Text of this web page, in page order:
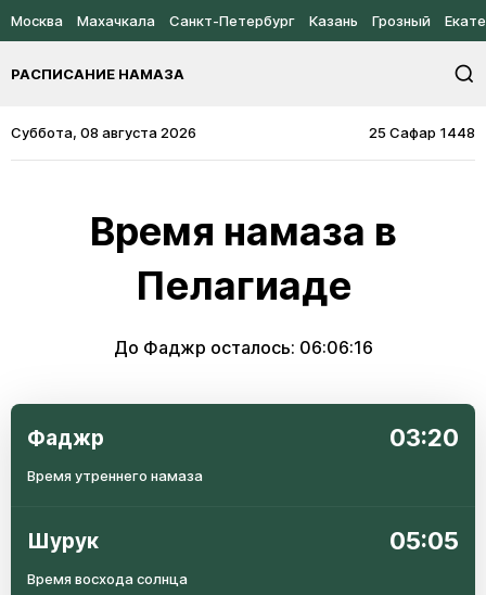
Москва Махачкала Санкт-Петербург Казань Грозный
РАСПИСАНИЕ НАМАЗА
Суббота, 08 августа 2026 25 Сафар 1448
Время намаза в
Пелагиаде
До Фаджр осталось: 06:06:16
Фаджр 03:20
Время утреннего намаза
Шурук 05:05
Время восхода солнца